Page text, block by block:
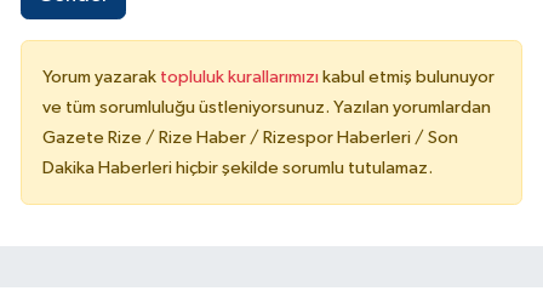
Yorum yazarak topluluk kurallarımızı kabul etmiş bulunuyor
ve tüm sorumluluğu üstleniyorsunuz. Yazılan yorumlardan
Gazete Rize / Rize Haber / Rizespor Haberleri / Son
Dakika Haberleri hiçbir şekilde sorumlu tutulamaz.